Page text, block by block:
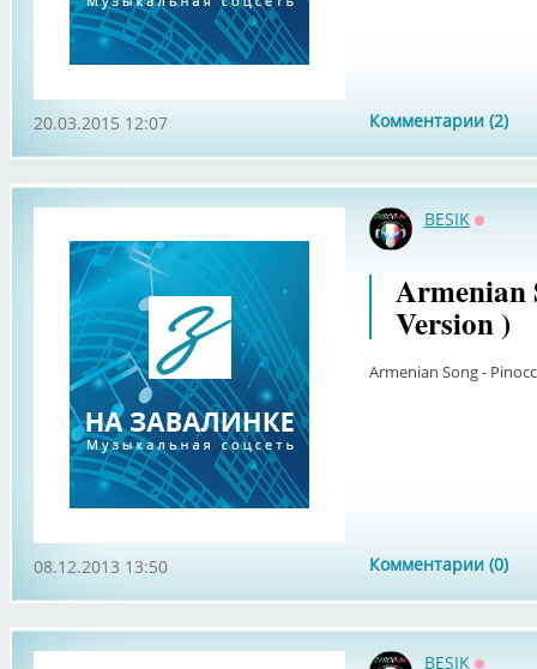
Комментарии (2)
20.03.2015 12:07
BESIK
Armenian
Version )
Armenian Song -
Комментарии (0)
08.12.2013 13:50
BESIK